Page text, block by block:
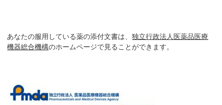
あなたの服用している薬の添付文書は、独立行政法人医薬品医療
機器総合機構のホームページで見ることができます。